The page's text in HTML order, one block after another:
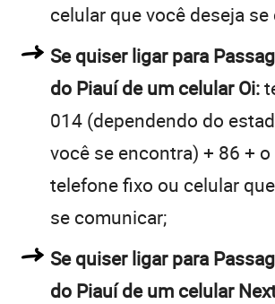
celular que você deseja
Se quiser ligar para
do Piauí de um celular Oi:
014 (dependendo do
você se encontra) + 86 +
telefone fixo ou celular
se comunicar;
Se quiser ligar para
do Piauí de um celular